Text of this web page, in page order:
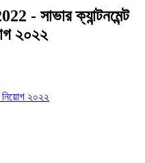
সাভার ক্যান্টনমেন্ট
২০২২